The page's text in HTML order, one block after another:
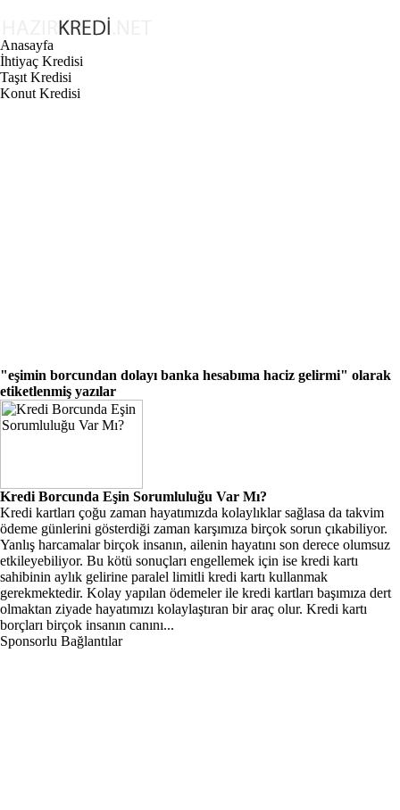
Anasayfa
İhtiyaç Kredisi
Taşıt Kredisi
Konut Kredisi
"eşimin borcundan dolayı banka hesabıma haciz gelirmi" olarak
etiketlenmiş yazılar
Kredi Borcunda Eşin Sorumluluğu Var Mı?
Kredi kartları çoğu zaman hayatımızda kolaylıklar sağlasa da takvim
ödeme günlerini gösterdiği zaman karşımıza birçok sorun çıkabiliyor.
Yanlış harcamalar birçok insanın, ailenin hayatını son derece olumsuz
etkileyebiliyor. Bu kötü sonuçları engellemek için ise kredi kartı
sahibinin aylık gelirine paralel limitli kredi kartı kullanmak
gerekmektedir. Kolay yapılan ödemeler ile kredi kartları başımıza dert
olmaktan ziyade hayatımızı kolaylaştıran bir araç olur. Kredi kartı
borçları birçok insanın canını...
Sponsorlu Bağlantılar